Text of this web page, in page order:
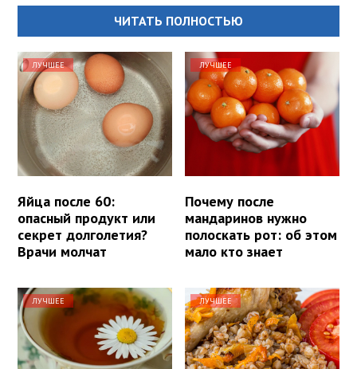
ЧИТАТЬ ПОЛНОСТЬЮ
ЛУЧШЕЕ
Яйца после 60:
опасный продукт или
секрет долголетия?
Врачи молчат
ЛУЧШЕЕ
Почему после
мандаринов нужно
полоскать рот: об этом
мало кто знает
ЛУЧШЕЕ ЛУЧШЕЕ